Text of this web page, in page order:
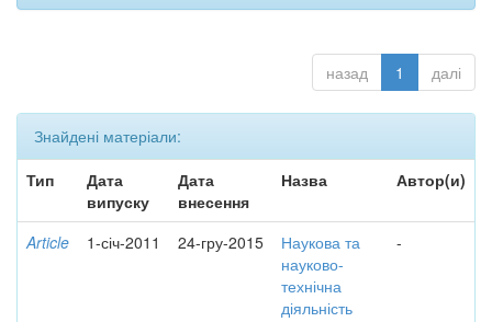
назад 1 далі
Знайдені матеріали:
Тип
Дата
випуску
Дата
внесення
Назва Автор(и)
Article 1-січ-2011 24-гру-2015
Наукова та
науково-
технічна
діяльність
-